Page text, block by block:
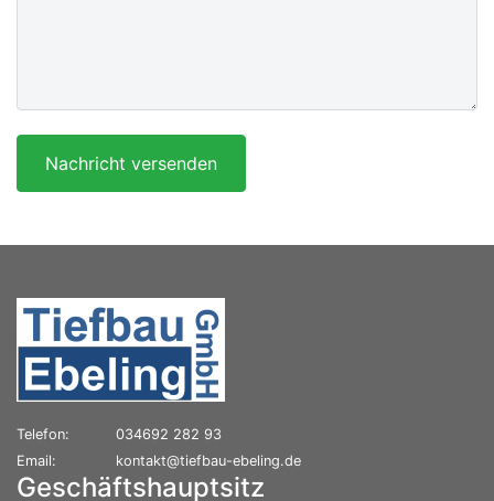
Nachricht versenden
Telefon:
034692 282 93
Email:
kontakt@tiefbau-ebeling.de
Geschäftshauptsitz